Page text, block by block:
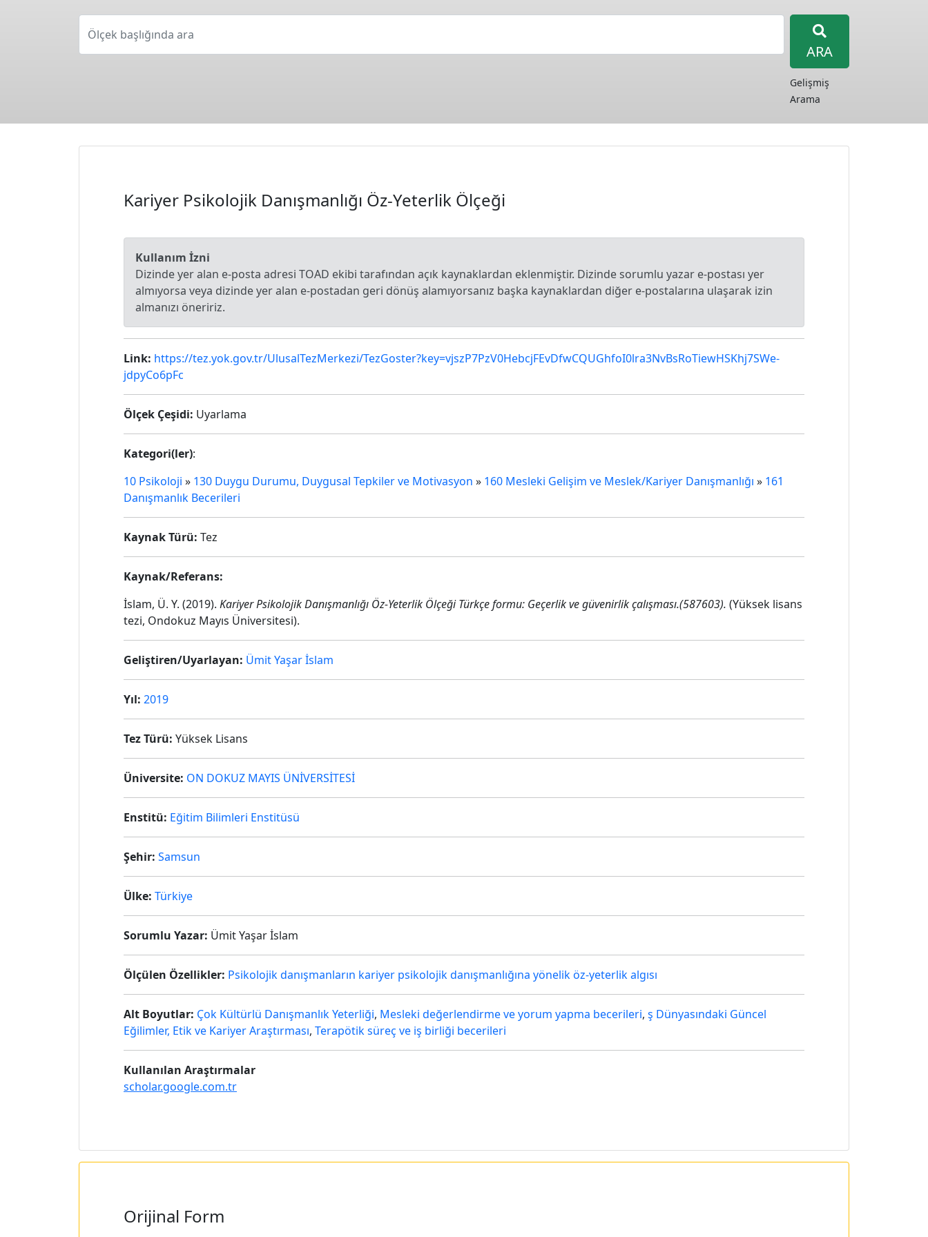
Ölçek başlığında ara
ARA
Gelişmiş
Arama
Kariyer Psikolojik Danışmanlığı Öz-Yeterlik Ölçeği
Kullanım İzni
Dizinde yer alan e-posta adresi TOAD ekibi tarafından açık kaynaklardan eklenmiştir. Dizinde sorumlu yazar e-postası yer
almıyorsa veya dizinde yer alan e-postadan geri dönüş alamıyorsanız başka kaynaklardan diğer e-postalarına ulaşarak izin
almanızı öneririz.
Link: https://tez.yok.gov.tr/UlusalTezMerkezi/TezGoster?key=vjszP7PzV0HebcjFEvDfwCQUGhfoI0lra3NvBsRoTiewHSKhj7SWe-
jdpyCo6pFc
Ölçek Çeşidi: Uyarlama
Kategori(ler):
10 Psikoloji » 130 Duygu Durumu, Duygusal Tepkiler ve Motivasyon » 160 Mesleki Gelişim ve Meslek/Kariyer Danışmanlığı » 161
Danışmanlık Becerileri
Kaynak Türü: Tez
Kaynak/Referans:
İslam, Ü. Y. (2019). Kariyer Psikolojik Danışmanlığı Öz-Yeterlik Ölçeği Türkçe formu: Geçerlik ve güvenirlik çalışması.(587603). (Yüksek lisans
tezi, Ondokuz Mayıs Üniversitesi).
Geliştiren/Uyarlayan: Ümit Yaşar İslam
Yıl: 2019
Tez Türü: Yüksek Lisans
Üniversite: ON DOKUZ MAYIS ÜNİVERSİTESİ
Enstitü: Eğitim Bilimleri Enstitüsü
Şehir: Samsun
Ülke: Türkiye
Sorumlu Yazar: Ümit Yaşar İslam
Ölçülen Özellikler: Psikolojik danışmanların kariyer psikolojik danışmanlığına yönelik öz-yeterlik algısı
Alt Boyutlar: Çok Kültürlü Danışmanlık Yeterliği, Mesleki değerlendirme ve yorum yapma becerileri, ş Dünyasındaki Güncel
Eğilimler, Etik ve Kariyer Araştırması, Terapötik süreç ve iş birliği becerileri
Kullanılan Araştırmalar
scholar.google.com.tr
Orijinal Form